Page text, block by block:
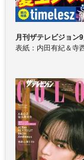
月刊ザテレビジョン
表紙：内田有紀＆寺